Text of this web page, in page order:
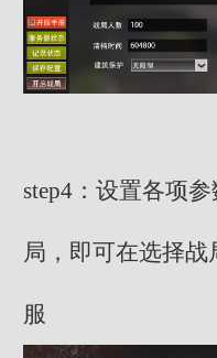
step4：设置各项
局，即可在选择
服